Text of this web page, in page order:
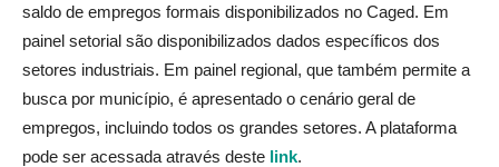
saldo de empregos formais disponibilizados no Caged. Em
painel setorial são disponibilizados dados específicos dos
setores industriais. Em painel regional, que também permite a
busca por município, é apresentado o cenário geral de
empregos, incluindo todos os grandes setores. A plataforma
pode ser acessada através deste link.